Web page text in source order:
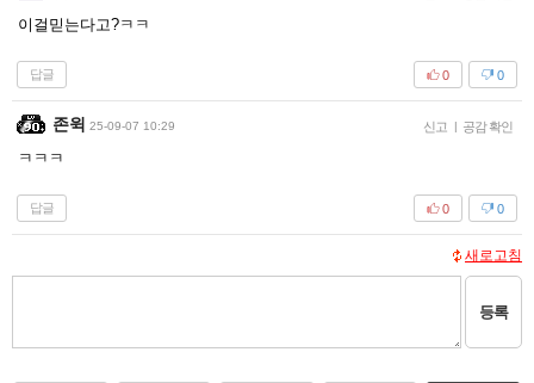
이걸믿는다고?ㅋㅋ
답글 0
0
존윅 25-09-07 10:29 신고 | 공감 확인
ㅋㅋㅋ
답글 0
0
새로고침
등록